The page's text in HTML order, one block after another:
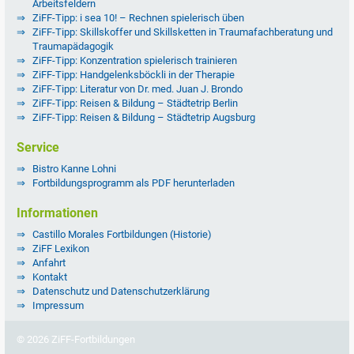
Arbeitsfeldern
ZiFF-Tipp: i sea 10! – Rechnen spielerisch üben
ZiFF-Tipp: Skillskoffer und Skillsketten in Traumafachberatung und
Traumapädagogik
ZiFF-Tipp: Konzentration spielerisch trainieren
ZiFF-Tipp: Handgelenksböckli in der Therapie
ZiFF-Tipp: Literatur von Dr. med. Juan J. Brondo
ZiFF-Tipp: Reisen & Bildung – Städtetrip Berlin
ZiFF-Tipp: Reisen & Bildung – Städtetrip Augsburg
Service
Bistro Kanne Lohni
Fortbildungsprogramm als PDF herunterladen
Informationen
Castillo Morales Fortbildungen (Historie)
ZiFF Lexikon
Anfahrt
Kontakt
Datenschutz und Datenschutzerklärung
Impressum
© 2026 ZiFF-Fortbildungen